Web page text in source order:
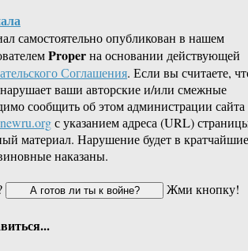
самостоятельно опубликован в нашем
Properна основании действующей
Соглашения. Если вы считаете,
ваши авторские и/или смежные
сообщить об этом администрации сайта
с указанием адреса (URL)
материал. Нарушение будет в кратчайшие
наказаны.
Жми кнопку!